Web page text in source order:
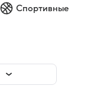
Спортивные